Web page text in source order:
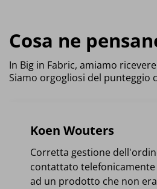
Cosa ne
In Big in Fabric, amiamo
Siamo orgogliosi del punteggio
Koen Wouters
Corretta gestione
contattato
ad un prodotto che non